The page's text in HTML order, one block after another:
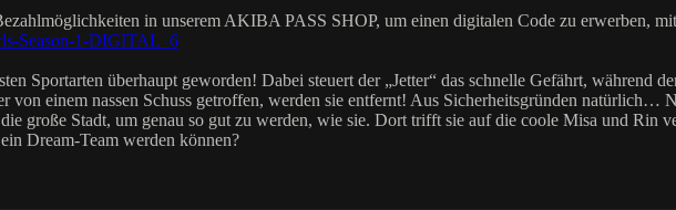
in unserem AKIBA PASS SHOP, um einen digitalen Code zu erwerben,
Season-1-DIGITAL_6
Sportarten überhaupt geworden! Dabei steuert der „Jetter“ das schnelle Gefährt, während
von einem nassen Schuss getroffen, werden sie entfernt! Aus Sicherheitsgründen
große Stadt, um genau so gut zu werden, wie sie. Dort trifft sie auf die coole Misa und Rin
Dream-Team werden können?